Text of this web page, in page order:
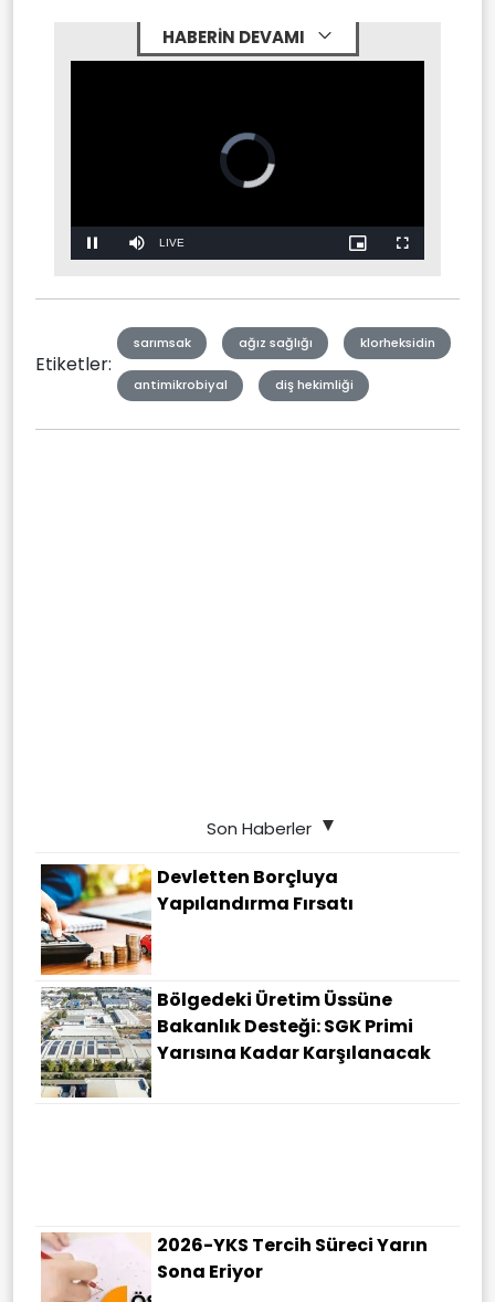
HABERİN DEVAMI
Video
Player
is
loading.
Pause Mute Stream
LIVE
Picture-
in-
Fullscreen
Etiketler:
sarımsak ağız sağlığı klorheksidin
antimikrobiyal diş hekimliği
Son Haberler
Devletten Borçluya
Yapılandırma Fırsatı
Bölgedeki Üretim Üssüne
Bakanlık Desteği: SGK Primi
Yarısına Kadar Karşılanacak
2026-YKS Tercih Süreci Yarın
Sona Eriyor